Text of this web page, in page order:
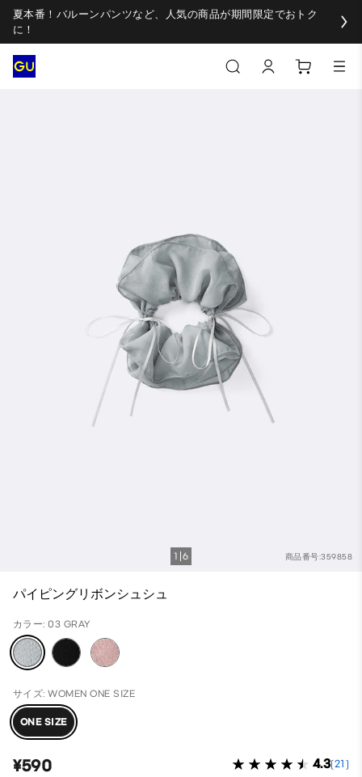
夏本番！バルーンパンツなど、人気の商品が期間限定でおトク
に！
商品番号:359858
1 6
パイピングリボンシュシュ
カラー: 03 GRAY
サイズ: WOMEN ONE SIZE
ONE SIZE
¥590 4.3(21)